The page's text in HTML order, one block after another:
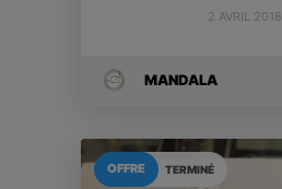
2 AVRIL 2018
MANDALA
TERMINÉ
OFFRE